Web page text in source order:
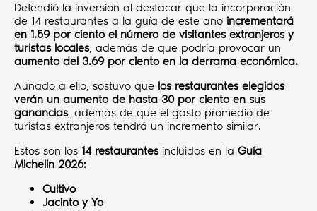
Defendió la inversión al destacar que la incorporación
de 14 restaurantes a la guía de este año incrementará
en 1.59 por ciento el número de visitantes extranjeros y
turistas locales, además de que podría provocar un
aumento del 3.69 por ciento en la derrama económica.
Aunado a ello, sostuvo que los restaurantes elegidos
verán un aumento de hasta 30 por ciento en sus
ganancias, además de que el gasto promedio de
turistas extranjeros tendrá un incremento similar.
Estos son los 14 restaurantesincluidos en la Guía
Michelin 2026:
Cultivo
Jacinto y Yo